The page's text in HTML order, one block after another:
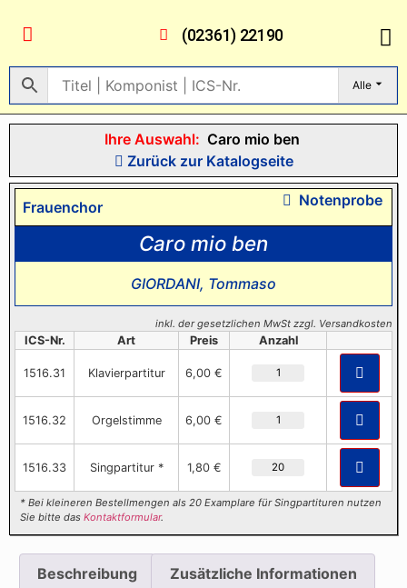
(02361) 22190
Alle
Ihre Auswahl: Caro mio ben
Zurück zur Katalogseite
Frauenchor Notenprobe
Caro mio ben
GIORDANI, Tommaso
inkl. der gesetzlichen MwSt zzgl. Versandkosten
ICS-Nr. Art Preis Anzahl
1516.31 Klavierpartitur 6,00 €
1516.32 Orgelstimme 6,00 €
1516.33 Singpartitur * 1,80 €
* Bei kleineren Bestellmengen als 20 Examplare für Singpartituren nutzen
Sie bitte dasKontaktformular.
Beschreibung Zusätzliche Informationen